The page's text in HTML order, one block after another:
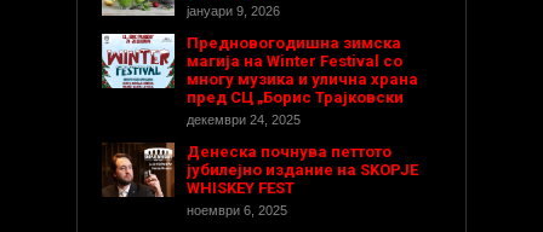
јануари 9, 2026
Предновогодишнa зимска
магија на Winter Festival со
многу музика и улична храна
пред СЦ „Борис Трајковски
декември 24, 2025
Денеска почнува петтото
јубилејно издание на SKOPJE
WHISKEY FEST
ноември 6, 2025